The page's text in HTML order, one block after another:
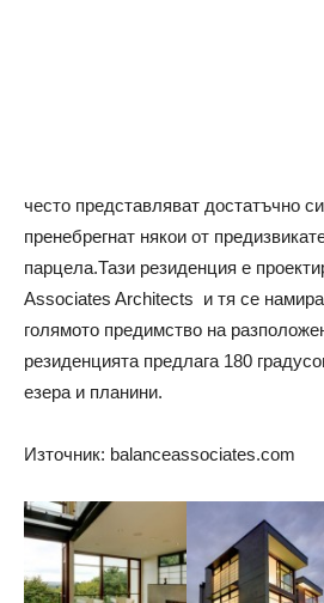
често представляват достатъчно
пренебрегнат някои от
парцела.Тази резиденция е
Associates Architects и тя се
голямото предимство на
резиденцията предлага 180
езера и планини.
Източник: balanceassociates.com